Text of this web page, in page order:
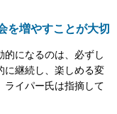
を増やすことが大切
になるのは、必ずし
に継続し、楽しめる変
ライパー氏は指摘して